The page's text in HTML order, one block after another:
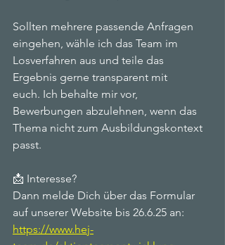
Sollten mehrere passende Anfragen
eingehen, wähle ich das Team im
Losverfahren aus und teile das
Ergebnis gerne transparent mit
euch. Ich behalte mir vor,
Bewerbungen abzulehnen, wenn das
Thema nicht zum Ausbildungskontext
passt.
📩 Interesse?
Dann melde Dich über das Formular
auf unserer Website bis 26.6.25 an:
https://www.hej-